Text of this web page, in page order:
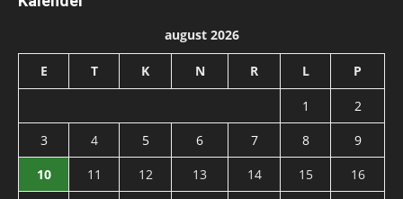
august 2026
E T K N R L P
1
2
3
4 5 6 7 8
9
10
11 12 13 14 15
16